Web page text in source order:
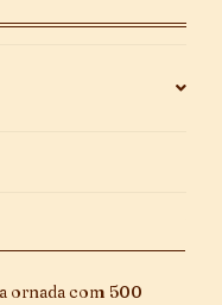
ornada com 500